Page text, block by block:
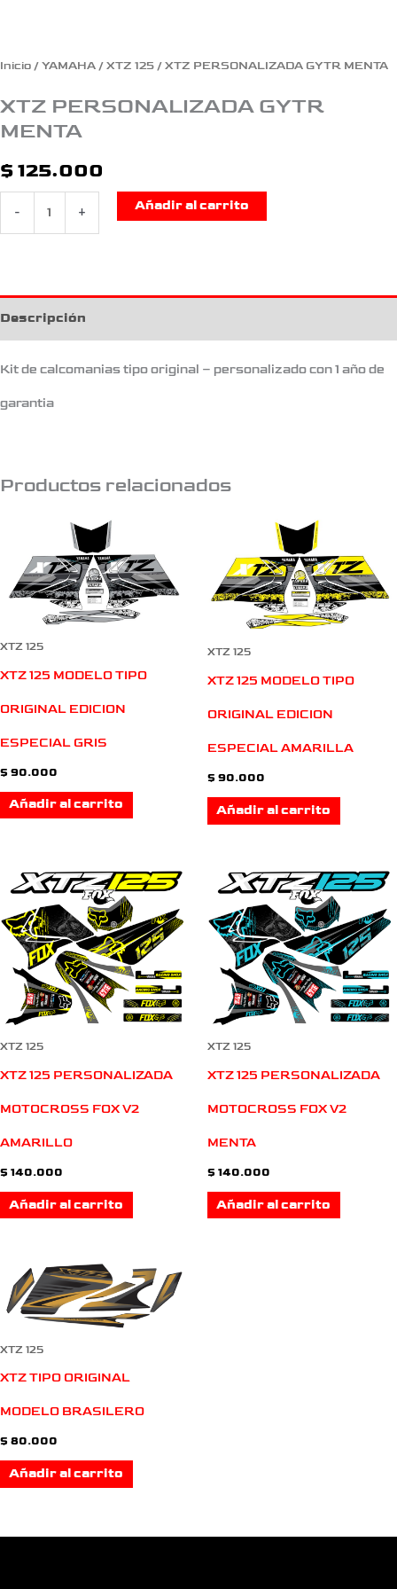
Inicio / YAMAHA / XTZ 125 / XTZ PERSONALIZADA GYTR MENTA
XTZ PERSONALIZADA GYTR
MENTA
$ 125.000
- +
Añadir al carrito
Descripción
Kit de calcomanias tipo original – personalizado con 1 año de
garantia
Productos relacionados
XTZ 125
XTZ 125 MODELO TIPO
ORIGINAL EDICION
ESPECIAL GRIS
$ 90.000
Añadir al carrito
XTZ 125
XTZ 125 MODELO TIPO
ORIGINAL EDICION
ESPECIAL AMARILLA
$ 90.000
Añadir al carrito
XTZ 125
XTZ 125 PERSONALIZADA
MOTOCROSS FOX V2
AMARILLO
$ 140.000
Añadir al carrito
XTZ 125
XTZ 125 PERSONALIZADA
MOTOCROSS FOX V2
MENTA
$ 140.000
Añadir al carrito
XTZ 125
XTZ TIPO ORIGINAL
MODELO BRASILERO
$ 80.000
Añadir al carrito